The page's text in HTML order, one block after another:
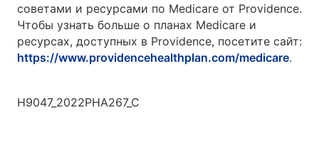
советами и ресурсами по Medicare от Providence.
Чтобы узнать больше о планах Medicare и
ресурсах, доступных в Providence, посетите сайт:
https://www.providencehealthplan.com/medicare.
H9047_2022PHA267_C